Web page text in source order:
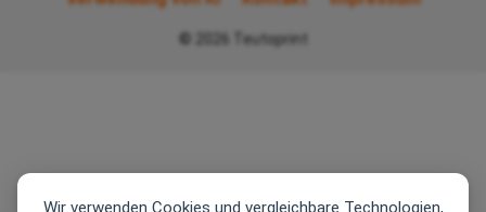
Wir verwenden Cookies und vergleichbare Technologien,
© 2026 Teutoprint